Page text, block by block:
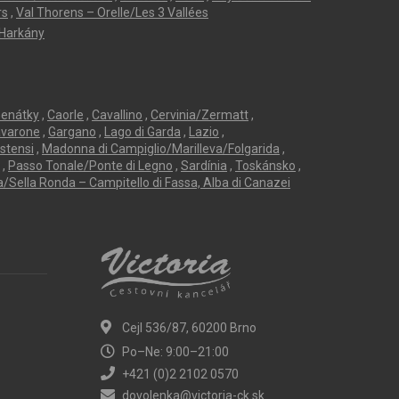
, Val Thorens – Orelle/Les 3 Vallées
Harkány
, Caorle , Cavallino , Cervinia/Zermatt ,
, Gargano , Lago di Garda , Lazio ,
, Madonna di Campiglio/Marilleva/Folgarida ,
, Passo Tonale/Ponte di Legno , Sardínia , Toskánsko ,
Sella Ronda – Campitello di Fassa, Alba di Canazei
Cejl 536/87, 60200 Brno
Po–Ne: 9:00–21:00
+421 (0)2 2102 0570
dovolenka@victoria-ck.sk